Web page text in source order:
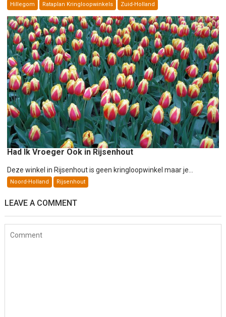
Hillegom Rataplan Kringloopwinkels Zuid-Holland
Had Ik Vroeger Ook in Rijsenhout
Deze winkel in Rijsenhout is geen kringloopwinkel maar je...
Noord-Holland Rijsenhout
LEAVE A COMMENT